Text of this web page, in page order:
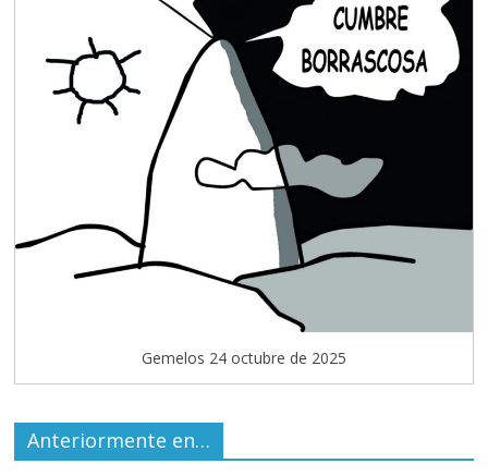
Gemelos 24 octubre de 2025
Anteriormente en…